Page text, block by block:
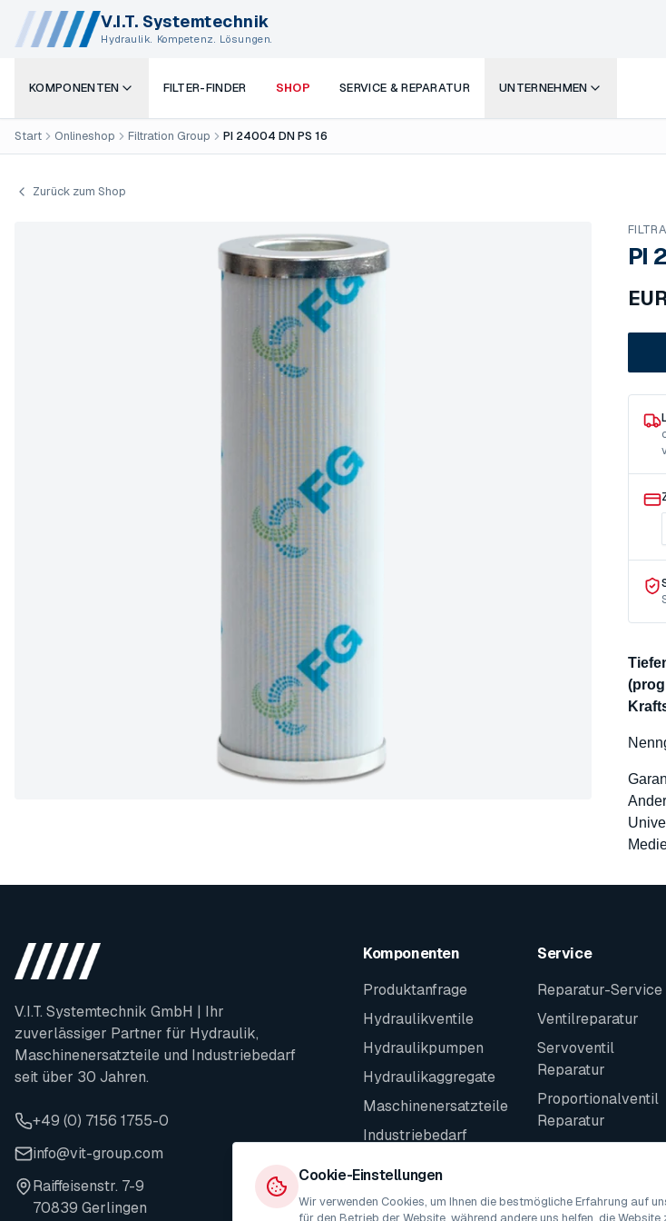
V.I.T. Systemtechnik
Hydraulik. Kompetenz. Lösungen.
KOMPONENTEN FILTER-FINDER SHOP SERVICE & REPARATUR UNTERNEHMEN
Start Onlineshop Filtration Group PI 24004 DN PS 16
Zurück zum Shop
PI
V.I.T. Systemtechnik GmbH | Ihr
zuverlässiger Partner für Hydraulik,
Maschinenersatzteile und Industriebedarf
seit über 30 Jahren.
+49 (0) 7156 1755-0
info@vit-group.com
Raiffeisenstr. 7-9
70839 Gerlingen
Komponenten
Produktanfrage
Hydraulikventile
Hydraulikpumpen
Hydraulikaggregate
Maschinenersatzteile
Industriebedarf
Service
Reparatur-Service
Ventilreparatur
Servoventil
Reparatur
Proportionalventil
Reparatur
Cookie-Einstellungen
Wir verwenden Cookies, um Ihnen die bestmögliche Erfahrung auf
für den Betrieb der Website, während andere uns helfen, die